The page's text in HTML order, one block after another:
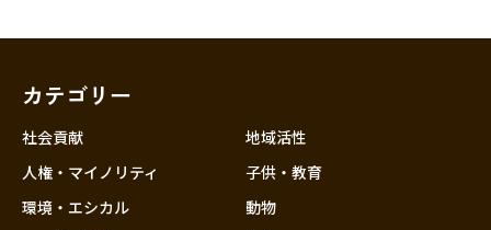
近畿
カテゴリー
社会貢献
人権・マイノリティ
環境・エシカル
地域活性
子供・教育
動物